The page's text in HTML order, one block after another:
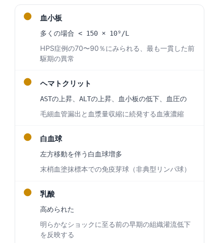
● 血小板
多くの場合 < 150 × 10⁹/L
HPS症例の70〜90％にみられる、最も一貫した前
駆期の異常
● ヘマトクリット
ASTの上昇、ALTの上昇、血小板の低下、血圧の
毛細血管漏出と血漿量収縮に続発する血液濃縮
● 白血球
左方移動を伴う白血球増多
末梢血塗抹標本での免疫芽球（非典型リンパ球）
● 乳酸
高められた
明らかなショックに至る前の早期の組織灌流低下
を反映する